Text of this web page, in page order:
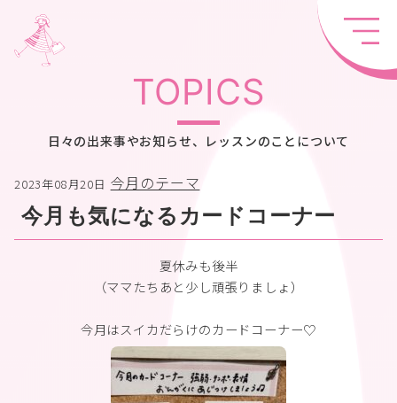
TOPICS
日々の出来事やお知らせ、レッスンのことについて
2023年08月20日 今月のテーマ
今月も気になるカードコーナー
夏休みも後半
（ママたちあと少し頑張りましょ）
今月はスイカだらけのカードコーナー♡